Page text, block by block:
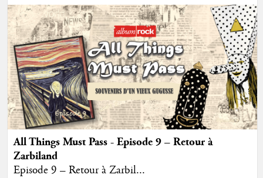
All Things Must Pass - Episode 9 – Retour à
Zarbiland
Episode 9 – Retour à Zarbil...